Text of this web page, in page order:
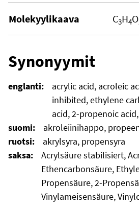
Molekyylikaava C3H4O
Synonyymit
englanti:
acrylic acid, acroleic
inhibited, ethylene
acid, 2-propenoic
suomi:
akroleiinihappo,
ruotsi:
akrylsyra, propensyra
saksa:
Acrylsäure stabilisiert,
Ethencarbonsäure,
Propensäure, 2-
Vinylameisensäure,